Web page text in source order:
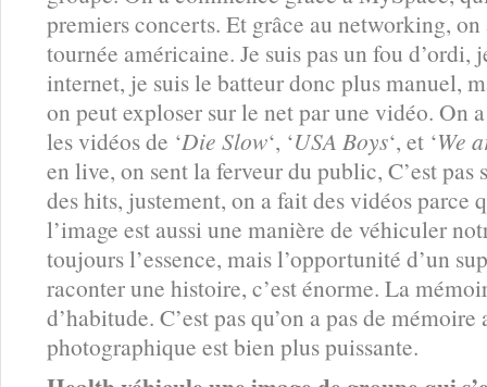
premiers concerts. Et grâce au networking,
tournée américaine. Je suis pas un fou d’ordi,
internet, je suis le batteur donc plus manuel,
on peut exploser sur le net par une vidéo. On
les vidéos de ‘Die Slow‘, ‘USA Boys‘, et ‘We
en live, on sent la ferveur du public, C’est pas
des hits, justement, on a fait des vidéos parce
l’image est aussi une manière de véhiculer
toujours l’essence, mais l’opportunité d’un
raconter une histoire, c’est énorme. La
d’habitude. C’est pas qu’on a pas de
photographique est bien plus puissante.